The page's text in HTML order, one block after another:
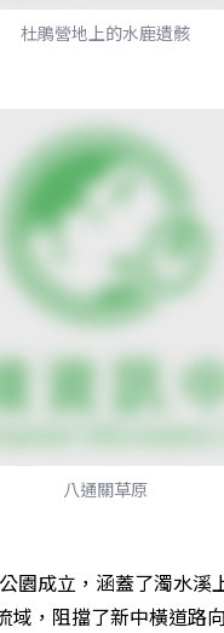
杜鵑營地上的水鹿遺骸
八通關草原
園成立，涵蓋了濁水溪
域，阻擋了新中橫道路